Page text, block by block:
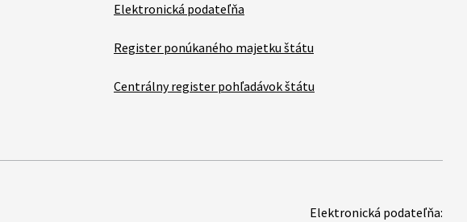
Elektronická podateľňa
Register ponúkaného majetku štátu
Centrálny register pohľadávok štátu
Elektronická podateľňa: